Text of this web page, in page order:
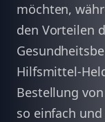
möchten,
den Vorteilen
Hilfsmittel-
Bestellung
so einfach